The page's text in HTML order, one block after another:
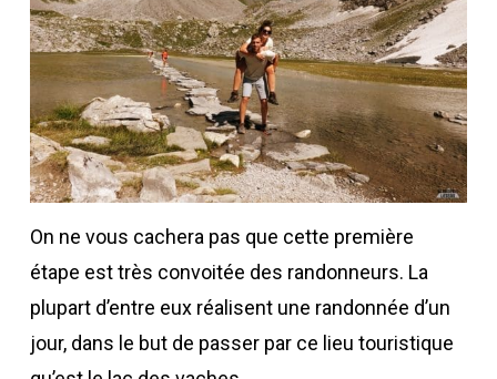
On ne vous cachera pas que cette première
étape est très convoitée des randonneurs. La
plupart d’entre eux réalisent une randonnée d’un
jour, dans le but de passer par ce lieu touristique